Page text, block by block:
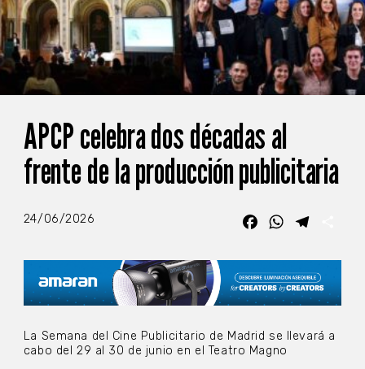
APCP celebra dos décadas al
frente de la producción publicitaria
24/06/2026 FacebookWhatsApp
La Semana del Cine Publicitario de Madrid se llevará a
cabo del 29 al 30 de junio en el Teatro Magno